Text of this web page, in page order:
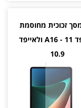
זכוכית מחוסמת
לאייפד A16 - 11 ולאייפד
10.9